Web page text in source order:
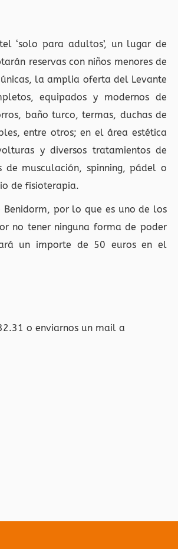
‘solo para adultos’, un lugar de
reservas con niños menores de
la amplia oferta del Levante
equipados y modernos de
baño turco, termas, duchas de
entre otros; en el área estética
y diversos tratamientos de
musculación, spinning, pádel o
de fisioterapia.
por lo que es uno de los
no tener ninguna forma de poder
un importe de 50 euros en el
o enviarnos un mail a